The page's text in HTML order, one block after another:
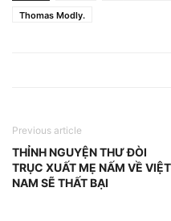
Thomas Modly.
Previous article
THỈNH NGUYỆN THƯ ĐÒI
TRỤC XUẤT MẸ NẤM VỀ VIỆT
NAM SẼ THẤT BẠI